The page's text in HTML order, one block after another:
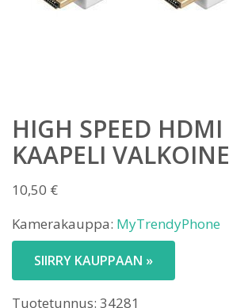
HIGH SPEED
KAAPELI
10,50 €
Kamerakauppa: MyTrendyPhone
SIIRRY KAUPPAAN »
Tuotetunnus: 34281